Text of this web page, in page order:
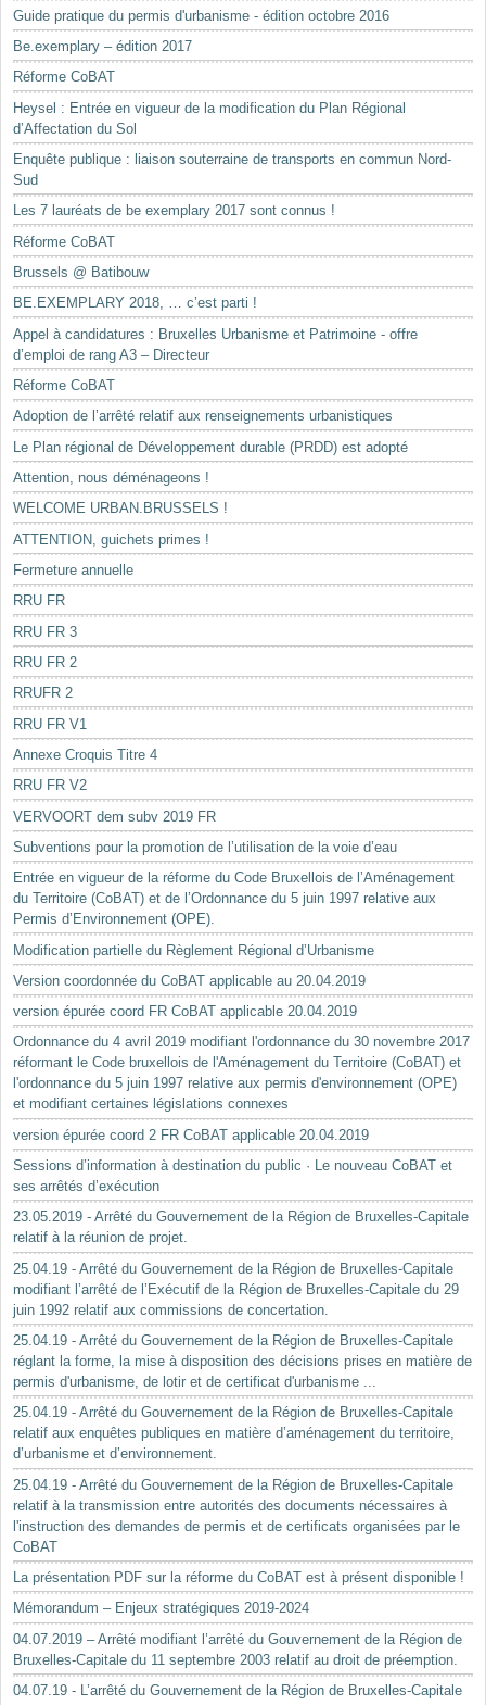
Guide pratique du permis d'urbanisme - édition octobre 2016
Be.exemplary – édition 2017
Réforme CoBAT
Heysel : Entrée en vigueur de la modification du Plan Régional
d’Affectation du Sol
Enquête publique : liaison souterraine de transports en commun Nord-
Sud
Les 7 lauréats de be exemplary 2017 sont connus !
Réforme CoBAT
Brussels @ Batibouw
BE.EXEMPLARY 2018, … c’est parti !
Appel à candidatures : Bruxelles Urbanisme et Patrimoine - offre
d’emploi de rang A3 – Directeur
Réforme CoBAT
Adoption de l’arrêté relatif aux renseignements urbanistiques
Le Plan régional de Développement durable (PRDD) est adopté
Attention, nous déménageons !
WELCOME URBAN.BRUSSELS !
ATTENTION, guichets primes !
Fermeture annuelle
RRU FR
RRU FR 3
RRU FR 2
RRUFR 2
RRU FR V1
Annexe Croquis Titre 4
RRU FR V2
VERVOORT dem subv 2019 FR
Subventions pour la promotion de l’utilisation de la voie d’eau
Entrée en vigueur de la réforme du Code Bruxellois de l’Aménagement
du Territoire (CoBAT) et de l’Ordonnance du 5 juin 1997 relative aux
Permis d’Environnement (OPE).
Modification partielle du Règlement Régional d’Urbanisme
Version coordonnée du CoBAT applicable au 20.04.2019
version épurée coord FR CoBAT applicable 20.04.2019
Ordonnance du 4 avril 2019 modifiant l'ordonnance du 30 novembre 2017
réformant le Code bruxellois de l'Aménagement du Territoire (CoBAT) et
l'ordonnance du 5 juin 1997 relative aux permis d'environnement (OPE)
et modifiant certaines législations connexes
version épurée coord 2 FR CoBAT applicable 20.04.2019
Sessions d’information à destination du public · Le nouveau CoBAT et
ses arrêtés d’exécution
23.05.2019 - Arrêté du Gouvernement de la Région de Bruxelles-Capitale
relatif à la réunion de projet.
25.04.19 - Arrêté du Gouvernement de la Région de Bruxelles-Capitale
modifiant l’arrêté de l’Exécutif de la Région de Bruxelles-Capitale du 29
juin 1992 relatif aux commissions de concertation.
25.04.19 - Arrêté du Gouvernement de la Région de Bruxelles-Capitale
réglant la forme, la mise à disposition des décisions prises en matière de
permis d'urbanisme, de lotir et de certificat d'urbanisme ...
25.04.19 - Arrêté du Gouvernement de la Région de Bruxelles-Capitale
relatif aux enquêtes publiques en matière d’aménagement du territoire,
d’urbanisme et d’environnement.
25.04.19 - Arrêté du Gouvernement de la Région de Bruxelles-Capitale
relatif à la transmission entre autorités des documents nécessaires à
l'instruction des demandes de permis et de certificats organisées par le
CoBAT
La présentation PDF sur la réforme du CoBAT est à présent disponible !
Mémorandum – Enjeux stratégiques 2019-2024
04.07.2019 – Arrêté modifiant l’arrêté du Gouvernement de la Région de
Bruxelles-Capitale du 11 septembre 2003 relatif au droit de préemption.
04.07.19 - L’arrêté du Gouvernement de la Région de Bruxelles-Capitale